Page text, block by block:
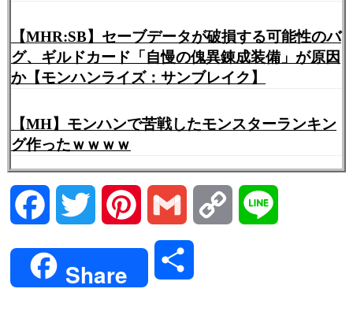
【MHR:SB】セーブデータが破損する可能性のバ
グ、ギルドカード「自慢の傀異錬成装備」が原因
か【モンハンライズ：サンブレイク】
【MH】モンハンで苦戦したモンスターランキン
グ作ったｗｗｗｗ
Facebook Twitter Pinterest Gmail Copy
Share